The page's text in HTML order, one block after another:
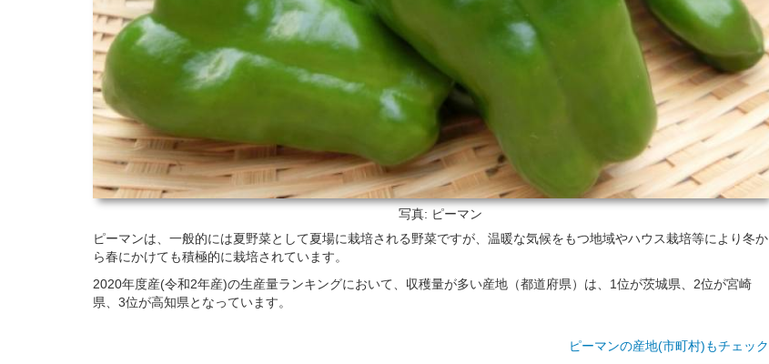
写真: ピーマン
ピーマンは、一般的には夏野菜として夏場に栽培される野菜ですが、温暖な気候をもつ地域やハウス栽培等により冬か
ら春にかけても積極的に栽培されています。
2020年度産(令和2年産)の生産量ランキングにおいて、収穫量が多い産地（都道府県）は、1位が茨城県、2位が宮崎
県、3位が高知県となっています。
ピーマンの産地(市町村)もチェック